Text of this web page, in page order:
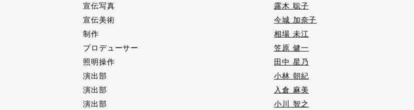
宣伝写真
露木 聡子
宣伝美術
今城 加奈子
制作
相場 未江
プロデューサー
笠原 健一
照明操作
田中 星乃
演出部
小林 朝紀
演出部
入倉 麻美
演出部
小川 智之